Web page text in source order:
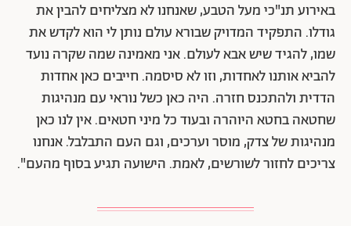
באירוע תנ"כי מעל הטבע, שאנחנו לא מצליחים להבין את
גודלו. התפקיד המדויק שבורא עולם נותן לי הוא לקדש את
שמו, להגיד שיש אבא לעולם. אני מאמינה שמה שקרה נועד
להביא אותנו לאחדות, וזו לא סיסמה. חייבים כאן אחדות
הדדית ולהתכנס חזרה. היה כאן כשל נוראי עם מנהיגות
שחטאה בחטא היוהרה ובעוד כל מיני חטאים. אין לנו כאן
מנהיגות של צדק, מוסר וערכים, וגם העם התבלבל. אנחנו
צריכים לחזור לשורשים, לאמת. הישועה תגיע בסוף מהעם".